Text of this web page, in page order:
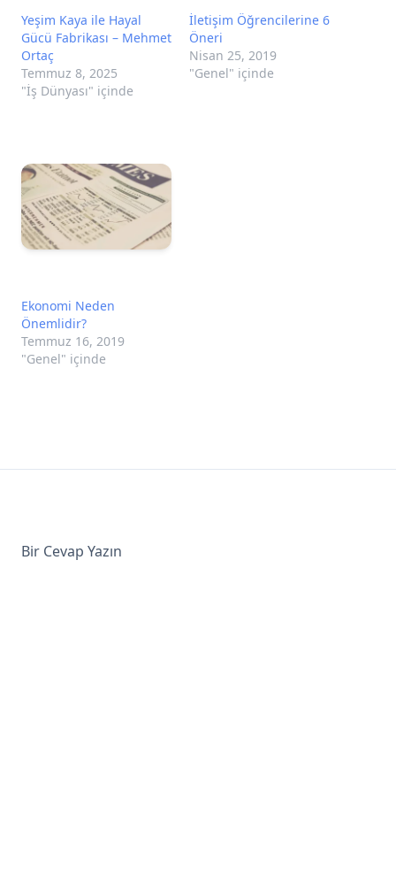
Yeşim Kaya ile Hayal
Gücü Fabrikası – Mehmet
Ortaç
Temmuz 8, 2025
"İş Dünyası" içinde
İletişim Öğrencilerine 6
Öneri
Nisan 25, 2019
"Genel" içinde
Ekonomi Neden
Önemlidir?
Temmuz 16, 2019
"Genel" içinde
Bir Cevap Yazın